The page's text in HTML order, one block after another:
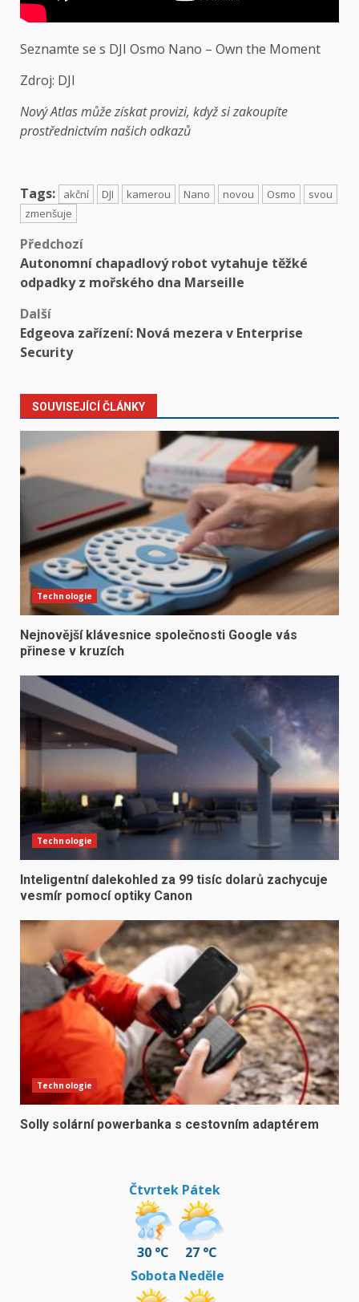
Seznamte se s DJI Osmo Nano – Own the Moment
Zdroj: DJI
Nový Atlas může získat provizi, když si zakoupíte
prostřednictvím našich odkazů
Tags: akční DJI kamerou Nano novou Osmo
svou
zmenšuje
Předchozí
Autonomní chapadlový robot vytahuje těžké
odpadky z mořského dna Marseille
Další
Edgeova zařízení: Nová mezera v Enterprise
Security
SOUVISEJÍCÍ ČLÁNKY
Technologie
Nejnovější klávesnice společnosti Google vás
přinese v kruzích
Technologie
Inteligentní dalekohled za 99 tisíc dolarů zachycuje
vesmír pomocí optiky Canon
Technologie
Solly solární powerbanka s cestovním adaptérem
Čtvrtek
30 °C
Pátek
27 °C
Sobota Neděle